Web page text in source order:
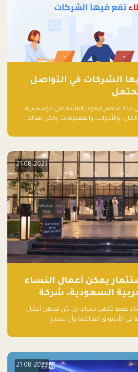
الشركات في التواصل
عدة عناصر ليعود بالفائدة على مؤسسيه،
والأدوات، والمعلومات. ولكن هناك
21-08-2023
يمكّن أعمال النساء
السعودية، شركة
فقط لأنهن نساء، بل لأن لديهن أعمال
في الأسواق العالمية وأن تصبح
21-08-2023